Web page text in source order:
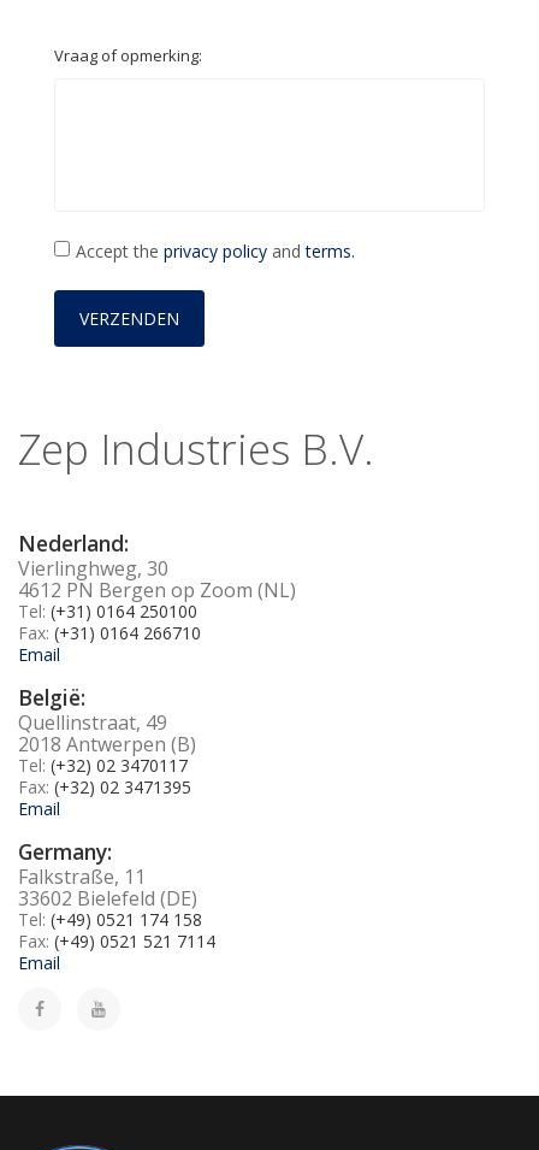
Vraag of opmerking:
Accept the privacy policyandterms.
Zep Industries B.V.
Nederland:
Vierlinghweg, 30
4612 PN Bergen op Zoom (NL)
Tel: (+31) 0164 250100
Fax: (+31) 0164 266710
Email
België:
Quellinstraat, 49
2018 Antwerpen (B)
Tel: (+32) 02 3470117
Fax: (+32) 02 3471395
Email
Germany:
Falkstraße, 11
33602 Bielefeld (DE)
Tel: (+49) 0521 174 158
Fax: (+49) 0521 521 7114
Email